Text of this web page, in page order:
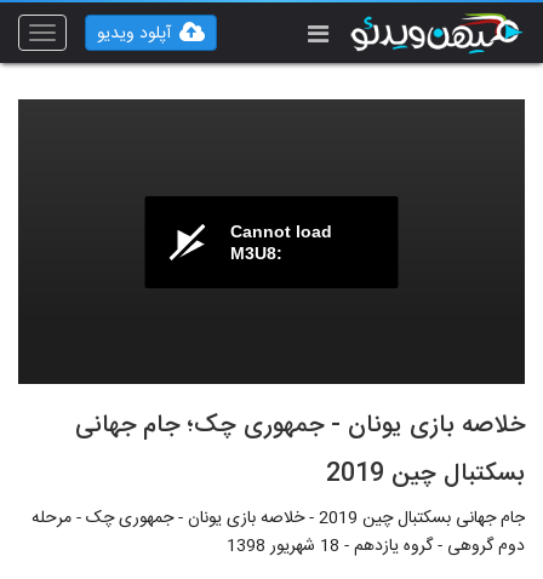
Toggle
آپلود ویدیو
Cannot load
M3U8:
خلاصه بازی یونان - جمهوری چک؛ جام جهانی
بسکتبال چین 2019
جام جهانی بسکتبال چین 2019 - خلاصه بازی یونان - جمهوری چک - مرحله
دوم گروهی - گروه یازدهم - 18 شهریور 1398